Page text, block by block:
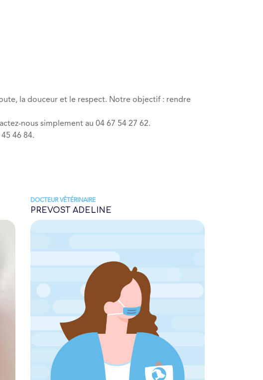
la douceur et le respect. Notre objectif : rendre
nous simplement au 04 67 54 27 62.
46 84.
DOCTEUR VÉTÉRINAIRE
PREVOST ADELINE